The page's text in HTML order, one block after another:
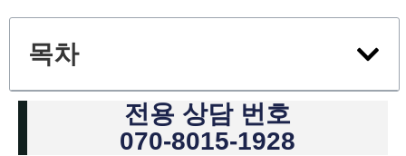
목차
전용 상담 번호
070-8015-1928